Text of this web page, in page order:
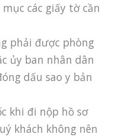
các giấy tờ cần
phải được phòng
ủy ban nhân dân
dấu sao y bản
khi đi nộp hồ sơ
khách không nên